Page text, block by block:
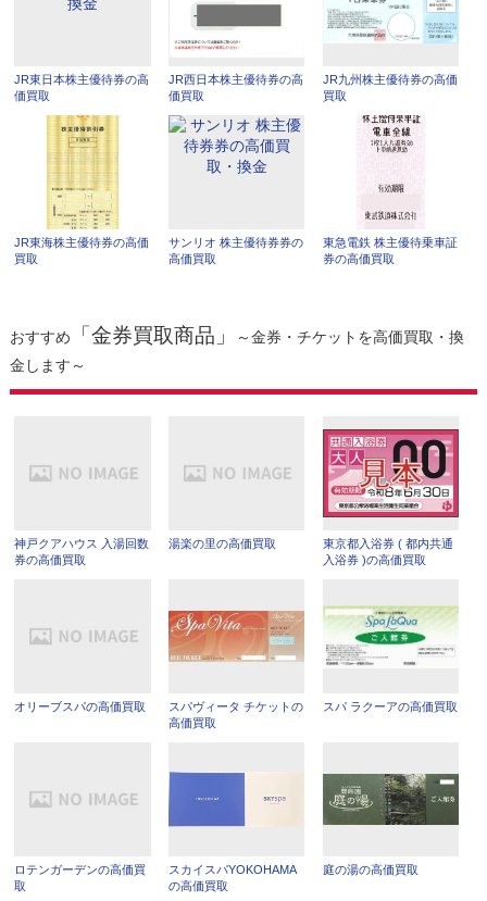
JR東日本株主優待券の高
価買取
JR西日本株主優待券の高
価買取
JR九州株主優待券の高価
買取
JR東海株主優待券の高価
買取
サンリオ 株主優待券券の
高価買取
東急電鉄 株主優待乗車証
券の高価買取
おすすめ 「金券買取商品」
～金券・チケットを高価買取・換
金します～
神戸クアハウス 入湯回数
券の高価買取
湯楽の里の高価買取
東京都入浴券 ( 都内共通
入浴券 )の高価買取
オリーブスパの高価買取
スパヴィータ チケットの
高価買取
スパ ラクーアの高価買取
ロテンガーデンの高価買
取
スカイスパYOKOHAMA
の高価買取
庭の湯の高価買取